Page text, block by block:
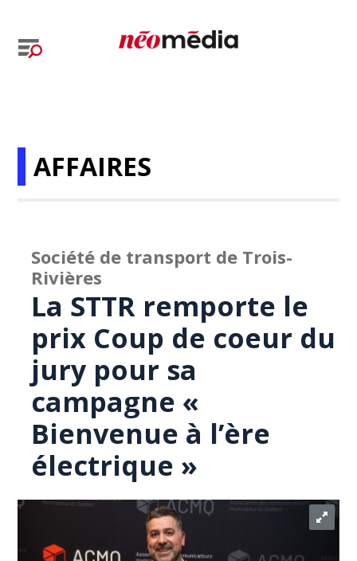
AFFAIRES
Société de transport de Trois-
Rivières
La STTR remporte le
prix Coup de coeur du
jury pour sa
campagne «
Bienvenue à l’ère
électrique »